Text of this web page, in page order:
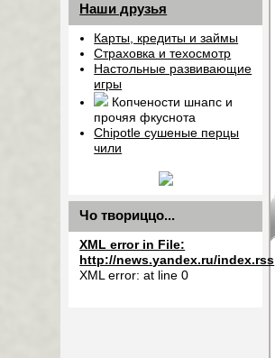
Наши друзья
Карты, кредиты и займы
Страховка и техосмотр
Настольные развивающие
игры
Копчености шнапс и
прочяя фкуснота
Chipotle сушеные перцы
чили
Чо твориццо...
XML error in File:
http://news.yandex.ru/index.rss
XML error: at line 0